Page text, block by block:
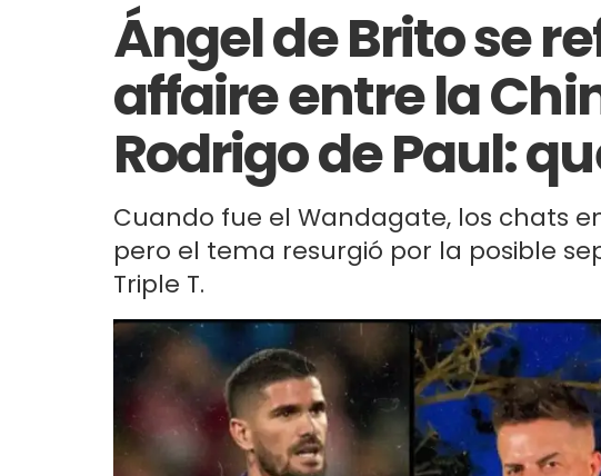
Ángel de Brito se
affaire entre la
Rodrigo de Paul:
Cuando fue el Wandagate, los chats
pero el tema resurgió por la posible
Triple T.